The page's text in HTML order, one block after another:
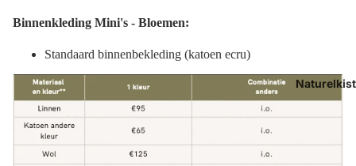
Binnenkleding Mini's - Bloemen:
Standaard binnenbekleding (katoen ecru)